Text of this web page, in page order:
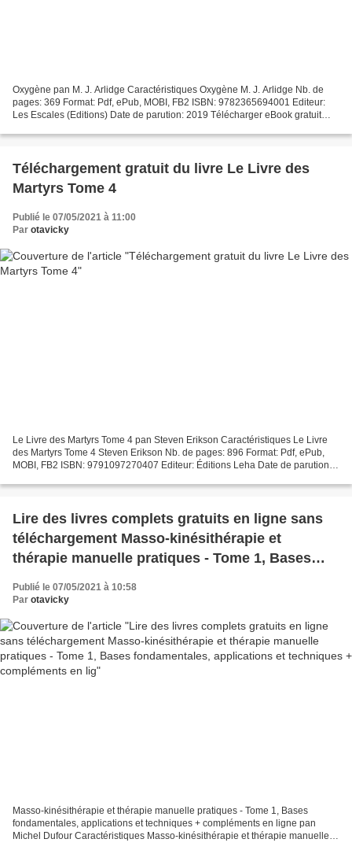
Oxygène pan M. J. Arlidge Caractéristiques Oxygène M. J. Arlidge Nb. de
pages: 369 Format: Pdf, ePub, MOBI, FB2 ISBN: 9782365694001 Editeur:
Les Escales (Editions) Date de parution: 2019 Télécharger eBook gratuit
Téléchargement gratuit du livre Le Livre des
Martyrs Tome 4
Publié le 07/05/2021 à 11:00
Par otavicky
Le Livre des Martyrs Tome 4 pan Steven Erikson Caractéristiques Le Livre
des Martyrs Tome 4 Steven Erikson Nb. de pages: 896 Format: Pdf, ePub,
MOBI, FB2 ISBN: 9791097270407 Editeur: Éditions Leha Date de parution:
Lire des livres complets gratuits en ligne sans
téléchargement Masso-kinésithérapie et
thérapie manuelle pratiques - Tome 1, Bases
fondamentales, applications et techniques +
compléments en lig
Publié le 07/05/2021 à 10:58
Par otavicky
Masso-kinésithérapie et thérapie manuelle pratiques - Tome 1, Bases
fondamentales, applications et techniques + compléments en ligne pan
Michel Dufour Caractéristiques Masso-kinésithérapie et thérapie manuelle